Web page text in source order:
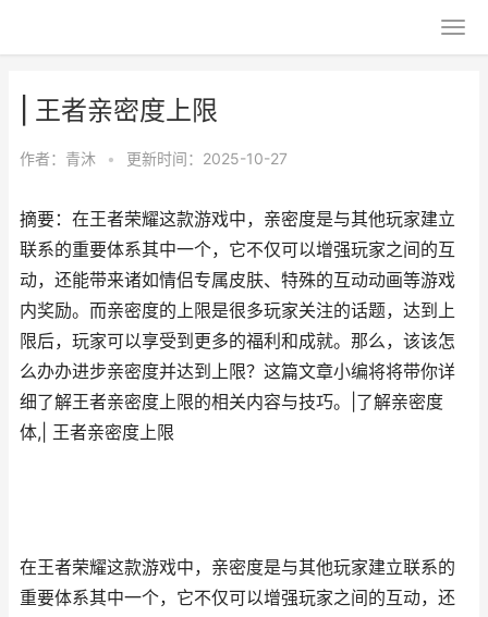
| 王者亲密度上限
作者： 青沐 • 更新时间：2025-10-27
摘要：在王者荣耀这款游戏中，亲密度是与其他玩家建立
联系的重要体系其中一个，它不仅可以增强玩家之间的互
动，还能带来诸如情侣专属皮肤、特殊的互动动画等游戏
内奖励。而亲密度的上限是很多玩家关注的话题，达到上
限后，玩家可以享受到更多的福利和成就。那么，该该怎
么办办进步亲密度并达到上限？这篇文章小编将将带你详
细了解王者亲密度上限的相关内容与技巧。|了解亲密度
体,| 王者亲密度上限
在王者荣耀这款游戏中，亲密度是与其他玩家建立联系的
重要体系其中一个，它不仅可以增强玩家之间的互动，还